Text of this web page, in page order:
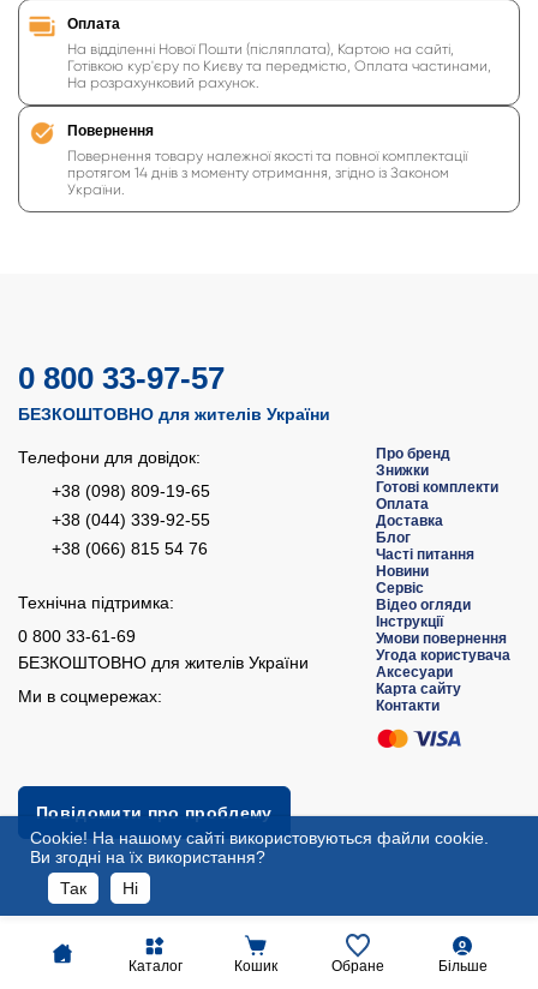
Оплата
На відділенні Нової Пошти (післяплата), Картою на сайті,
Готівкою кур'єру по Києву та передмістю, Оплата частинами,
На розрахунковий рахунок.
Повернення
Повернення товару належної якості та повної комплектації
протягом 14 днів з моменту отримання, згідно із Законом
України.
0 800 33-97-57
БЕЗКОШТОВНО для жителів України
Телефони для довідок:
+38 (098) 809-19-65
+38 (044) 339-92-55
+38 (066) 815 54 76
Технічна підтримка:
0 800 33-61-69
БЕЗКОШТОВНО для жителів України
Ми в соцмережах:
Повідомити про проблему
Про бренд
Знижки
Готові комплекти
Оплата
Доставка
Блог
Часті питання
Новини
Сервіс
Відео огляди
Інструкції
Умови повернення
Угода користувача
Аксесуари
Карта сайту
Контакти
Каталог Кошик Обране Більше
Сookie! На нашому сайті використовуються файли cookie.
Ви згодні на їх використання?
Так
Ні